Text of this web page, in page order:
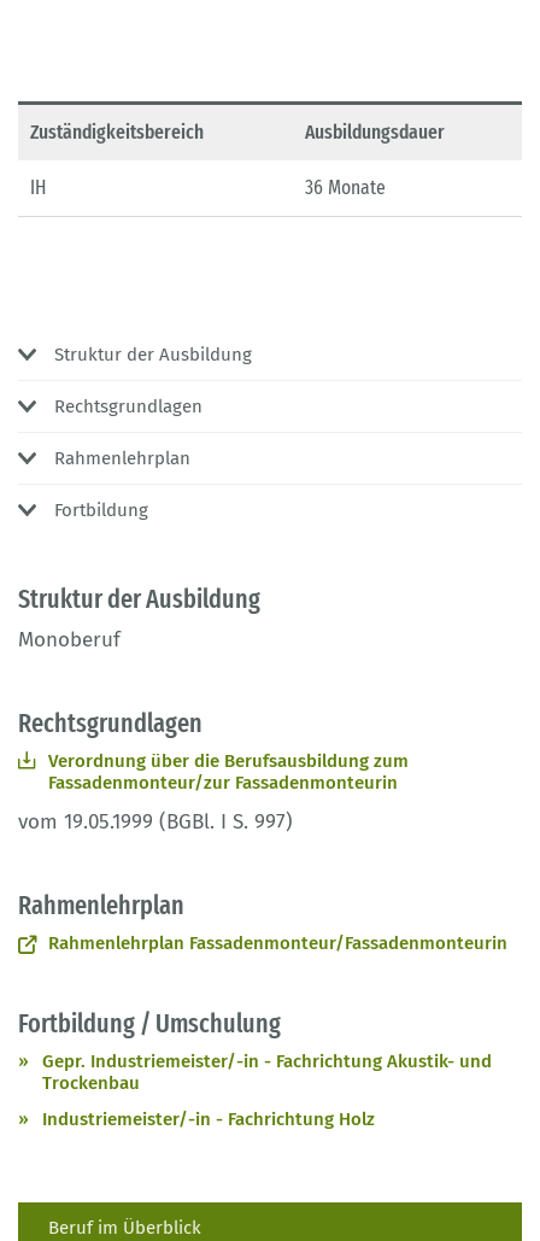
Zuständigkeitsbereich Ausbildungsdauer
IH 36 Monate
Struktur der Ausbildung
Rechtsgrundlagen
Rahmenlehrplan
Fortbildung
Struktur der Ausbildung
Monoberuf
Rechtsgrundlagen
Verordnung über die Berufsausbildung zum
Fassadenmonteur/zur Fassadenmonteurin
vom 19.05.1999 (BGBl. I S. 997)
Rahmenlehrplan
Rahmenlehrplan Fassadenmonteur/Fassadenmonteurin
Fortbildung / Umschulung
Gepr. Industriemeister/-in - Fachrichtung Akustik- und
Trockenbau
Industriemeister/-in - Fachrichtung Holz
Beruf im Überblick